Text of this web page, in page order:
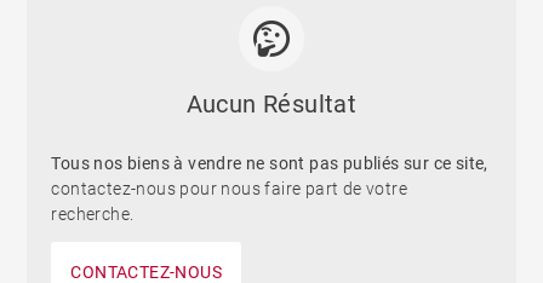
Aucun Résultat
Tous nos biens à vendre ne sont pas publiés sur ce site,
contactez-nous pour nous faire part de votre
recherche.
CONTACTEZ-NOUS